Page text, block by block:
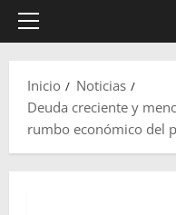
Menú
Inicio
Noticias
Deuda creciente y
rumbo económico del